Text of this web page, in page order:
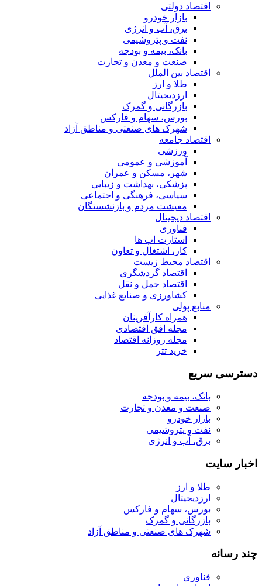
اقتصاد دولتی
بازار خودرو
برق، آب و انرژی
نفت و پتروشیمی
بانک، بیمه و بودجه
صنعت و معدن و تجارت
اقتصاد بین الملل
طلا و ارز
ارزدیجیتال
بازرگانی و گمرک
بورس، سهام و فارکس
شهرک های صنعتی و مناطق آزاد
اقتصاد جامعه
ورزشی
آموزشی و عمومی
شهر، مسکن و عمران
پزشکی، بهداشت و زیبایی
سیاسی، فرهنگی و اجتماعی
معیشت مردم و بازنشستگان
اقتصاد دیجیتال
فناوری
استارت اپ ها
کار، اشتغال و تعاون
اقتصاد محیط زیست
اقتصاد گردشگری
اقتصاد حمل و نقل
کشاورزی و صنایع غذایی
منابع پولی
همراه کارآفرینان
مجله افق اقتصادی
مجله روزانه اقتصاد
خرید تتر
دسترسی سریع
بانک، بیمه و بودجه
صنعت و معدن و تجارت
بازار خودرو
نفت و پتروشیمی
برق، آب و انرژی
اخبار سایت
طلا و ارز
ارزدیجیتال
بورس، سهام و فارکس
بازرگانی و گمرک
شهرک های صنعتی و مناطق آزاد
چند رسانه
فناوری